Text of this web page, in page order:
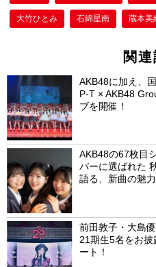
大竹ひとみ 石綿星南 蔵本美
関
AKB48に加え、
P-T × AKB48
ブを開催！
AKB48の67枚目
バーに選ばれた
語る、新曲の魅
前田敦子・大島
21期生5名をお
ート！